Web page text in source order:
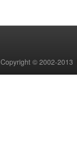
Copyright © 2002-2013